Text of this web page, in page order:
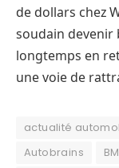
de dollars chez
soudain devenir
longtemps en
une voie de
actualité
Autobrains